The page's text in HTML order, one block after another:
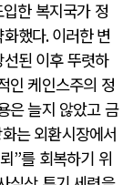
한 복지국가 정
했다.이러한 변
된 이후 뚜렷하
인 케인스주의 정
은 늘지 않았고 금
는 외환시장에서
”를 회복하기 위